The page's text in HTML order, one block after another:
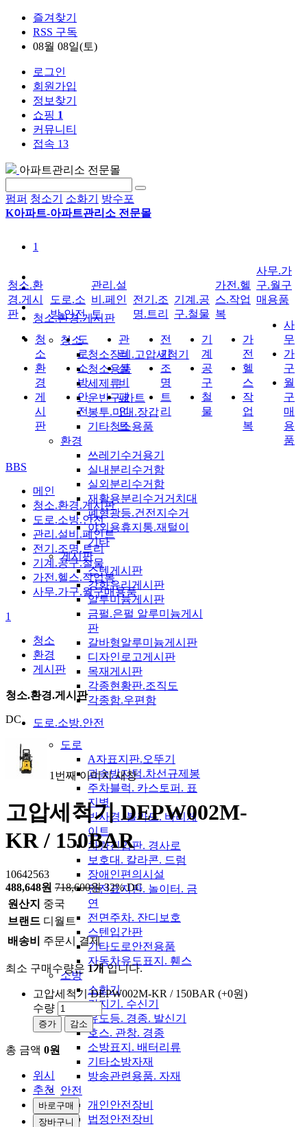
즐겨찾기
RSS 구독
08월 08일(토)
로그인
회원가입
정보찾기
쇼핑 1
커뮤니티
접속 13
아파트관리소 전문몰
펌퍼 청소기 소화기
방수포
K아파트-아파트관리소 전문몰
1
청소.환경.게시판
청소
청소장비.고압세척기
청소용품
세제류
운반구.카트
봉투.마대.장갑
기타청소용품
환경
쓰레기수거용기
실내분리수거함
실외분리수거함
재활용분리수거거치대
폐형광등.건전지수거
야외용휴지통.재털이
기타
게시판
스텐게시판
강화유리게시판
알루미늄게시판
금펄.은펄 알루미늄게시
판
갈바형알루미늄게시판
디자인로고게시판
목재게시판
각종현황판.조직도
각종함.우편함
도로.소방.안전
도로
A자표지판.오뚜기
과속방지턱.차선규제봉
주차블럭. 카스토퍼. 표
지병
반사경. 볼라드. 바리게
이트
차량진입판. 경사로
보호대. 칼라콘. 드럼
장애인편의시설
안전표지판. 놀이터. 금
연
전면주차. 잔디보호
스텐입간판
기타도로안전용품
자동차유도표지. 휀스
소방
소화기
감지기. 수신기
유도등. 경종. 발신기
호스. 관창. 경종
소방표지. 배터리류
기타소방자재
방송관련용품. 자재
안전
개인안전장비
법정안전장비
청소.환
경.게시
판
청
소
환
경
게
시
판
도로.소
방.안전
도
로
소
방
안
전
관리.설
비.페인
트
관
리
설
비
페
인
트
전기.조
명.트리
전
기
조
명
트
리
기계.공
구.철물
기
계
공
구
철
물
가전.헬
스.작업
복
가
전
헬
스
작
업
복
사무.가
구.월구
매용품
사
무
가
구
월
구
매
용
품
BBS
메인
청소.환경.게시판
도로.소방.안전
관리.설비.페인트
전기.조명.트리
기계.공구.철물
가전.헬스.작업복
사무.가구.월구매용품
1
청소
환경
게시판
청소.환경.게시판
DC
1번째 이미지 새창
고압세척기 DEPW002M-
KR / 150BAR
10642563
488,648원 718,600원 32% DC
원산지 중국
브랜드 디월트
배송비
주문시 결제
최소 구매수량은 1개입니다.
고압세척기 DEPW002M-KR / 150BAR (+0원)
수량
증가 감소
총 금액 0원
위시
추천